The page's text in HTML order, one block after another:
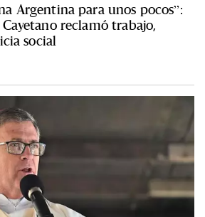
Argentina para unos pocos”:
reclamó trabajo,
social